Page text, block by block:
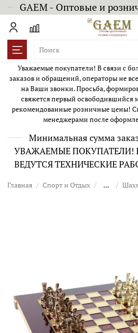
GAEM - Оптовые и
Уважаемые покупатели! В связи с
заказов и обращений, операторы не
на Ваши звонки. Просьба,
свяжется первый освободившийся
рекомендованные розничные цены!
менеджерами после
Минимальная сумма
УВАЖАЕМЫЕ ПОКУПАТЕЛИ!
ВЕДУТСЯ ТЕХНИЧЕСКИЕ
Главная Спорт и Отдых ...